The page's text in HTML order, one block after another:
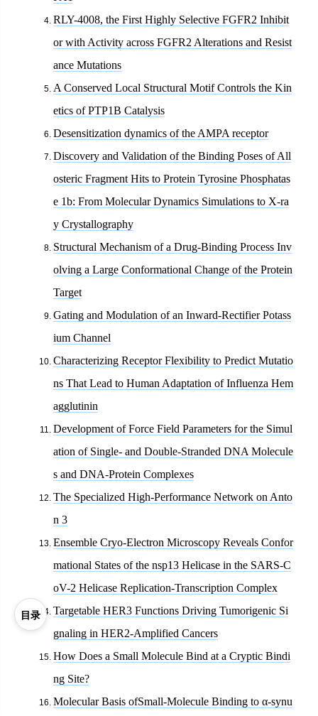
目录
RLY-4008, the First Highly Selective FGFR2 Inhibit
or with Activity across FGFR2 Alterations and Resist
ance Mutations
A Conserved Local Structural Motif Controls the Kin
etics of PTP1B Catalysis
Desensitization dynamics of the AMPA receptor
Discovery and Validation of the Binding Poses of All
osteric Fragment Hits to Protein Tyrosine Phosphatas
e 1b: From Molecular Dynamics Simulations to X-ra
y Crystallography
Structural Mechanism of a Drug-Binding Process Inv
olving a Large Conformational Change of the Protein
Target
Gating and Modulation of an Inward-Rectifier Potass
ium Channel
Characterizing Receptor Flexibility to Predict Mutatio
ns That Lead to Human Adaptation of Influenza Hem
agglutinin
Development of Force Field Parameters for the Simul
ation of Single- and Double-Stranded DNA Molecule
s and DNA-Protein Complexes
The Specialized High-Performance Network on Anto
n 3
Ensemble Cryo-Electron Microscopy Reveals Confor
mational States of the nsp13 Helicase in the SARS-C
oV-2 Helicase Replication-Transcription Complex
Targetable HER3 Functions Driving Tumorigenic Si
gnaling in HER2-Amplified Cancers
How Does a Small Molecule Bind at a Cryptic Bindi
ng Site?
Molecular Basis ofSmall-Molecule Binding to α-synu